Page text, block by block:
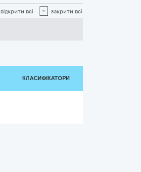
відкрити всі - закрити всі
КЛАСИФІКАТОРИ